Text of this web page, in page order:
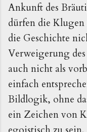
Ankunft des
dürfen die
die Geschichte
Verweigerung
auch nicht als
einfach
Bildlogik, ohne
ein Zeichen von